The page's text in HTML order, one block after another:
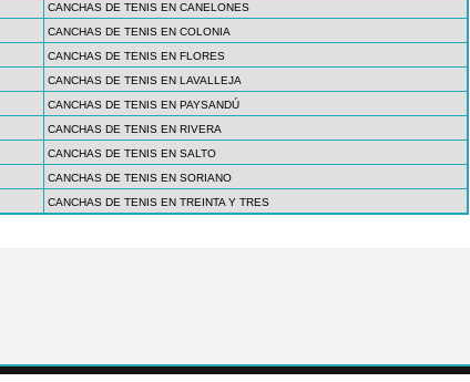
CANCHAS DE TENIS EN CANELONES
CANCHAS DE TENIS EN COLONIA
CANCHAS DE TENIS EN FLORES
CANCHAS DE TENIS EN LAVALLEJA
CANCHAS DE TENIS EN PAYSANDÚ
CANCHAS DE TENIS EN RIVERA
CANCHAS DE TENIS EN SALTO
CANCHAS DE TENIS EN SORIANO
CANCHAS DE TENIS EN TREINTA Y TRES